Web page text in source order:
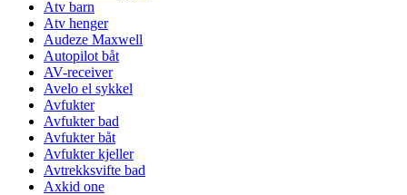
Atv barn
Atv henger
Audeze Maxwell
Autopilot båt
AV-receiver
Avelo el sykkel
Avfukter
Avfukter bad
Avfukter båt
Avfukter kjeller
Avtrekksvifte bad
Axkid one